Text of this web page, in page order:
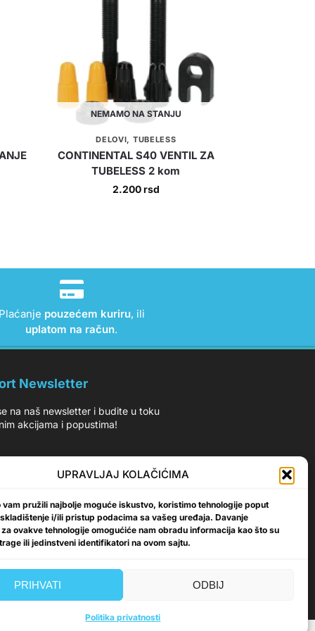
UPRAVLJAJ KOLAČIĆIMA
vam pružili najbolje moguće iskustvo, koristimo tehnologije poput
i/ili pristup podacima sa vašeg uređaja. Davanje
ovakve tehnologije omogućiće nam obradu informacija kao što su
ili jedinstveni identifikatori na ovom sajtu.
PRIHVATI ODBIJ
Politika privatnosti
NEMAMO NA STANJU
DELOVI TUBELESS
CONTINENTAL S40 VENTIL ZA
TUBELESS 2 kom
2.200rsd
pouzećem kuriru, ili
uplatom na račun.
Newsletter
na naš newsletter i budite u toku
akcijama i popustima!
Prijavi se